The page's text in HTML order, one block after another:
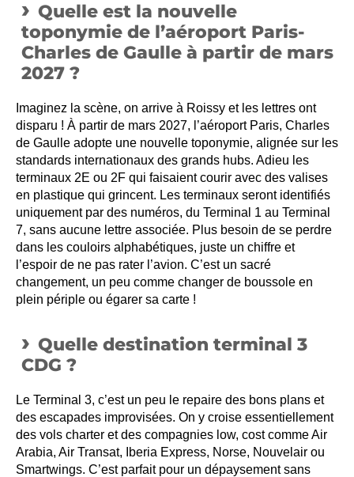
Quelle est la nouvelle
toponymie de l’aéroport Paris-
Charles de Gaulle à partir de mars
2027 ?
Imaginez la scène, on arrive à Roissy et les lettres ont
disparu ! À partir de mars 2027, l’aéroport Paris, Charles
de Gaulle adopte une nouvelle toponymie, alignée sur les
standards internationaux des grands hubs. Adieu les
terminaux 2E ou 2F qui faisaient courir avec des valises
en plastique qui grincent. Les terminaux seront identifiés
uniquement par des numéros, du Terminal 1 au Terminal
7, sans aucune lettre associée. Plus besoin de se perdre
dans les couloirs alphabétiques, juste un chiffre et
l’espoir de ne pas rater l’avion. C’est un sacré
changement, un peu comme changer de boussole en
plein périple ou égarer sa carte !
Quelle destination terminal 3
CDG ?
Le Terminal 3, c’est un peu le repaire des bons plans et
des escapades improvisées. On y croise essentiellement
des vols charter et des compagnies low, cost comme Air
Arabia, Air Transat, Iberia Express, Norse, Nouvelair ou
Smartwings. C’est parfait pour un dépaysement sans